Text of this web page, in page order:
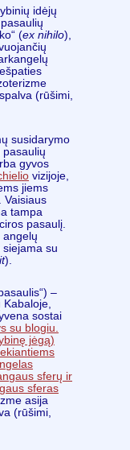
idėjų
(ex nihilo),
(rūšimi,
susidarymo
pasaulių
gyvos
vizijoje,
jiems
. Vaisiaus
tampa
pasaulį.
angelų
su
).
–
Kabaloje,
sostai
su blogiu.
jėgą)
sferų ir
sferas
asija
(rūšimi,